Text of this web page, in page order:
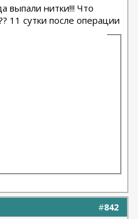
выпали нитки!!! Что
11 сутки после операции
#842